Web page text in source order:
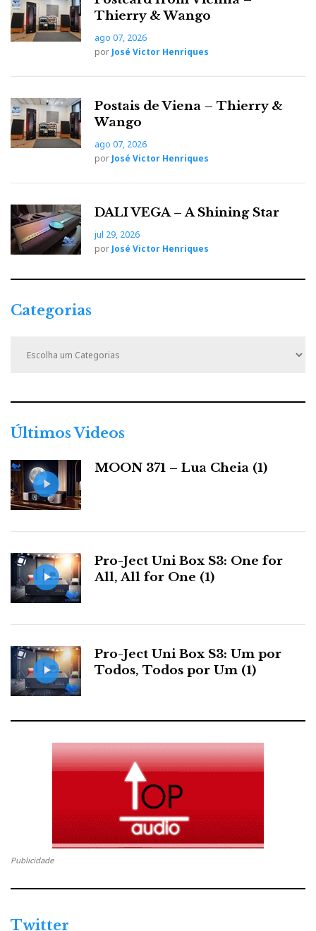
Thierry & Wango
ago 07, 2026
por José Victor Henriques
Postais de Viena – Thierry &
Wango
ago 07, 2026
por José Victor Henriques
DALI VEGA – A Shining Star
jul 29, 2026
por José Victor Henriques
Categorias
r
i
s
Últimos Videos
MOON 371 – Lua Cheia (1)
Pro-Ject Uni Box S3: One for
All, All for One (1)
Pro-Ject Uni Box S3: Um por
Todos, Todos por Um (1)
Publicidade
Twitter